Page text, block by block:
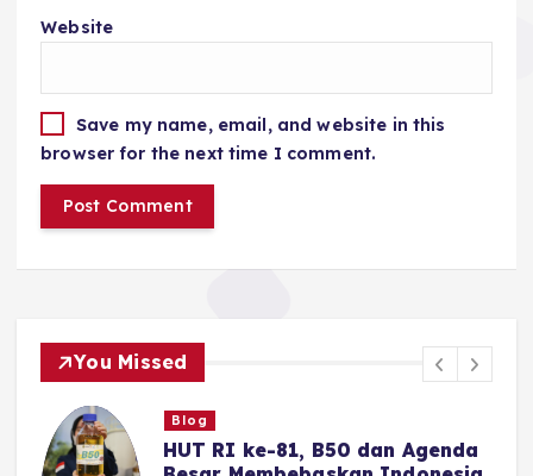
Website
Save my name, email, and website in this
browser for the next time I comment.
You Missed
Blog
B50 Langkah Strategis Menuju